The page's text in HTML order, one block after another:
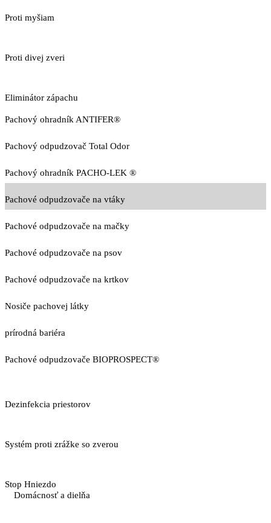
Proti myšiam
Proti divej zveri
Eliminátor zápachu
Pachový ohradník ANTIFER®
Pachový odpudzovač Total Odor
Pachový ohradník PACHO-LEK ®
Pachové odpudzovače na vtáky
Pachové odpudzovače na mačky
Pachové odpudzovače na psov
Pachové odpudzovače na krtkov
Nosiče pachovej látky
prírodná bariéra
Pachové odpudzovače BIOPROSPECT®
Dezinfekcia priestorov
Systém proti zrážke so zverou
Stop Hniezdo
Domácnosť a dielňa